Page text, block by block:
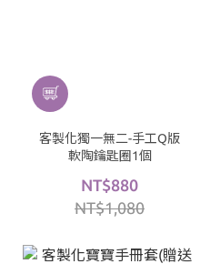
客製化獨一無二-手工Q版
軟陶鑰匙圈1個
NT$880
NT$1,080